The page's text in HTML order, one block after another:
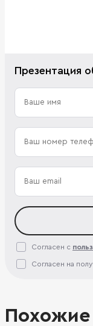
Презентация
Согласен с
Согласен на